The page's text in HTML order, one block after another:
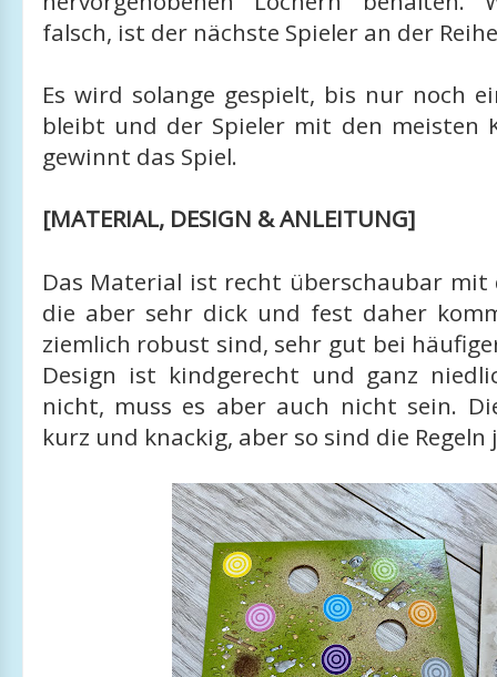
falsch, ist der nächste Spieler an der
Es wird solange gespielt, bis nur noch
bleibt und der Spieler mit den meisten
gewinnt das Spiel.
[MATERIAL, DESIGN & ANLEITUNG]
Das Material ist recht überschaubar mit
die aber sehr dick und fest daher
ziemlich robust sind, sehr gut bei
Design ist kindgerecht und ganz
nicht, muss es aber auch nicht sein.
kurz und knackig, aber so sind die Regeln